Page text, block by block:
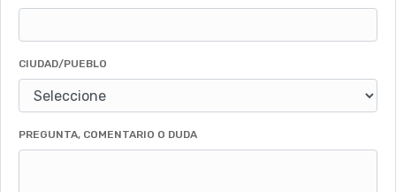
CIUDAD/PUEBLO
PREGUNTA, COMENTARIO O DUDA